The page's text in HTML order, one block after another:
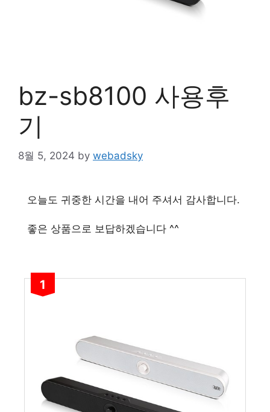
bz-sb8100 사용후
기
8월 5, 2024 by webadsky
오늘도 귀중한 시간을 내어 주셔서 감사합니다.
좋은 상품으로 보답하겠습니다 ^^
1